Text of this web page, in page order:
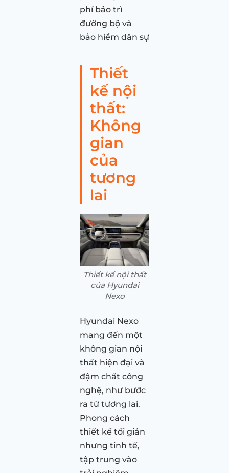
phí bảo trì
đường bộ và
bảo hiểm dân sự
Thiết
kế nội
thất:
Không
gian
của
tương
lai
Thiết kế nội thất
của Hyundai
Nexo
Hyundai Nexo
mang đến một
không gian nội
thất hiện đại và
đậm chất công
nghệ, như bước
ra từ tương lai.
Phong cách
thiết kế tối giản
nhưng tinh tế,
tập trung vào